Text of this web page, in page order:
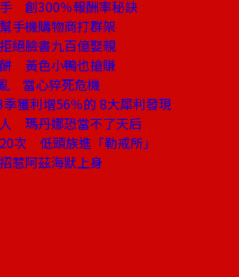
手 創300％報酬率秘訣
手機購物商打群架
絕臉書九百億娶親
黃色小鴨也搶賺
當心猝死危機
獲利增56％的 8大犀利發現
瑪丹娜恐當不了天后
次 低頭族進「勒戒所」
惹阿茲海默上身